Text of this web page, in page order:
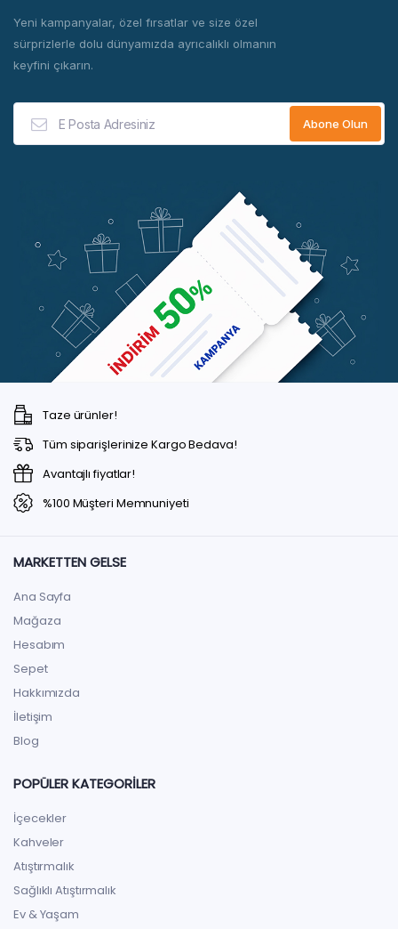
Yeni kampanyalar, özel fırsatlar ve size özel
sürprizlerle dolu dünyamızda ayrıcalıklı olmanın
keyfini çıkarın.
Taze ürünler!
Tüm siparişlerinize Kargo Bedava!
Avantajlı fiyatlar!
%100 Müşteri Memnuniyeti
MARKETTEN GELSE
Ana Sayfa
Mağaza
Hesabım
Sepet
Hakkımızda
İletişim
Blog
POPÜLER KATEGORILER
İçecekler
Kahveler
Atıştırmalık
Sağlıklı Atıştırmalık
Ev & Yaşam